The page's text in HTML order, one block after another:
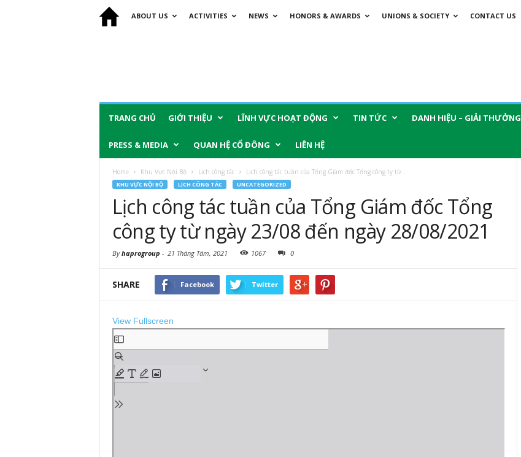
ABOUT US ACTIVITIES NEWS HONORS & AWARDS UNIONS & SOCIETY CONTACT US
TRANG CHỦ GIỚI THIỆU LĨNH VỰC HOẠT ĐỘNG TIN TỨC DANH HIỆU – GIẢI THƯỞNG
PRESS & MEDIA QUAN HỆ CỔ ĐÔNG LIÊN HỆ
Home Khu Vực Nội Bộ Lịch công tác Lịch công tác tuần của Tổng Giám đốc Tổng công ty từ...
KHU VỰC NỘI BỘ LỊCH CÔNG TÁC UNCATEGORIZED
Lịch công tác tuần của Tổng Giám đốc Tổng
công ty từ ngày 23/08 đến ngày 28/08/2021
Byhaprogroup - 21 Tháng Tám, 2021 1067 0
SHARE Facebook Twitter
View Fullscreen